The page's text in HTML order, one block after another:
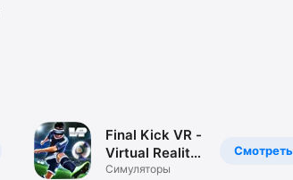
Смотреть
Final Kick VR -
Virtual Reality
free soccer
Симуляторы